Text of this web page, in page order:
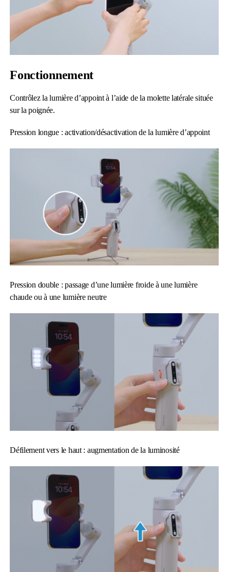
Fonctionnement
Contrôlez la lumière d’appoint à l’aide de la molette latérale située
sur la poignée.
Pression longue : activation/désactivation de la lumière d’appoint
Pression double : passage d’une lumière froide à une lumière
chaude ou à une lumière neutre
Défilement vers le haut : augmentation de la luminosité